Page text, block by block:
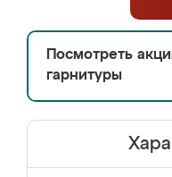
Посмотреть
гарнитуры